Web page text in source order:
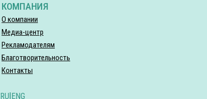
КОМПАНИЯ
О компании
Медиа-центр
Рекламодателям
Благотворительность
Контакты
RU|ENG